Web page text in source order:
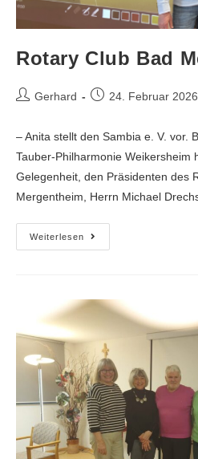
Rotary Club Bad
Gerhard 24. Februar 2026
– Anita stellt den Sambia e. V. vor.
Tauber-Philharmonie Weikersheim
Gelegenheit, den Präsidenten des
Mergentheim, Herrn Michael
Weiterlesen